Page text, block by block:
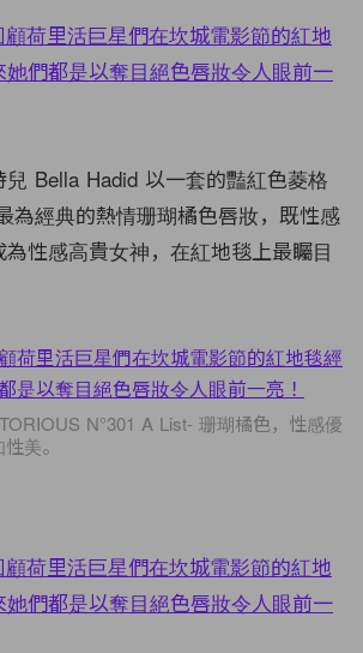
兒 Bella Hadid 以一套的豔紅色菱格
為經典的熱情珊瑚橘色唇妝，既性感
性感高貴女神，在紅地毯上最矚目
N°301 A List- 珊瑚橘色，性感優
美。